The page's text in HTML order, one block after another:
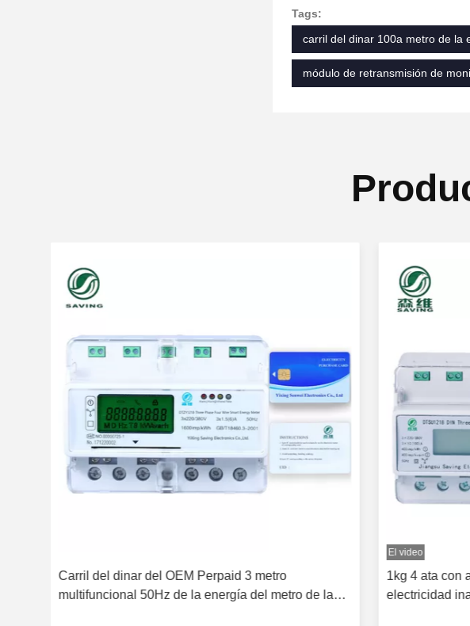
Tags:
carril del dinar 100a metro de la
módulo de retransmisión de
Carril del dinar del OEM Perpaid 3 metro
multifuncional 50Hz de la energía del metro de la
El video
1kg 4 ata con
electricidad